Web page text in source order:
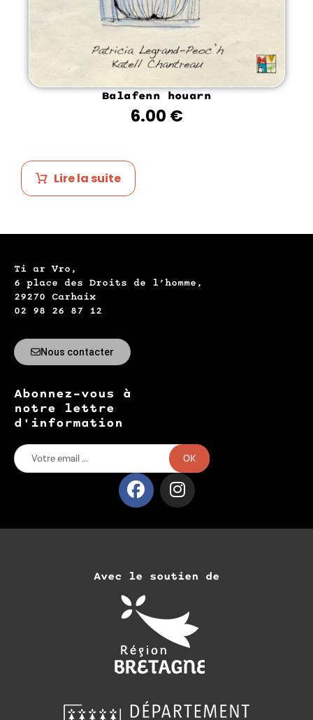
Balafenn houarn
6.00 €
Lire la suite
Ti ar Vro,
6 place des Droits de l’homme,
29270 Carhaix
02 98 26 87 12
Nous contacter
Abonnez-vous à
notre lettre
d'information
OK
Avec le soutien de